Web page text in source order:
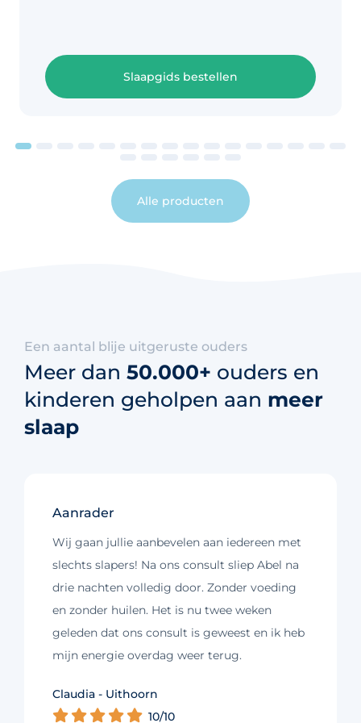
Alle producten
Slaapgids bestellen
Een aantal blije uitgeruste ouders
Meer dan 50.000+ ouders en
kinderen geholpen aan meer
slaap
Aanrader
Wij gaan jullie aanbevelen aan iedereen met
slechts slapers! Na ons consult sliep Abel na
drie nachten volledig door. Zonder voeding
en zonder huilen. Het is nu twee weken
geleden dat ons consult is geweest en ik heb
mijn energie overdag weer terug.
Claudia - Uithoorn
10/10
Charlotte - Amsterdam
Murelle - Groningen
10/10
Kim - Loosdrecht
10/10
Cynthia - Nootdorp
10/10
Daniëlle - Haarlem
10/10